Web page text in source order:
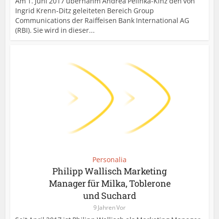
Ingrid Krenn-Ditz geleiteten Bereich Group
Communications der Raiffeisen Bank International AG
(RBI). Sie wird in dieser...
Personalia
Philipp Wallisch Marketing
Manager für Milka, Toblerone
und Suchard
9 Jahren Vor